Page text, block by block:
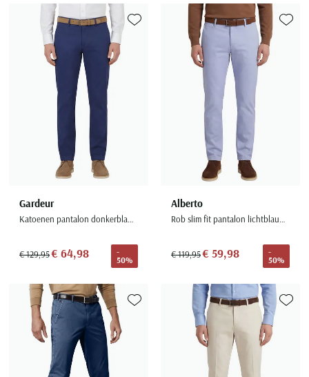
Gardeur
Katoenen pantalon donkerblauw katoen slim fit
€ 129,95€ 64,98
-
50%
Toevoegen aan favorieten
Alberto
Rob slim fit pantalon lichtblauw katoen effen
€ 119,95€ 59,98
-
50%
Toevoegen aan favorieten